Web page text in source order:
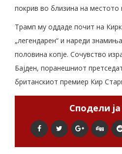
покрив во близина на местото
Трамп му оддаде почит на
„легендарен“ и нареди
половина копје. Сочувство
Бајден, поранешниот
британскиот премиер Кир
Сподели